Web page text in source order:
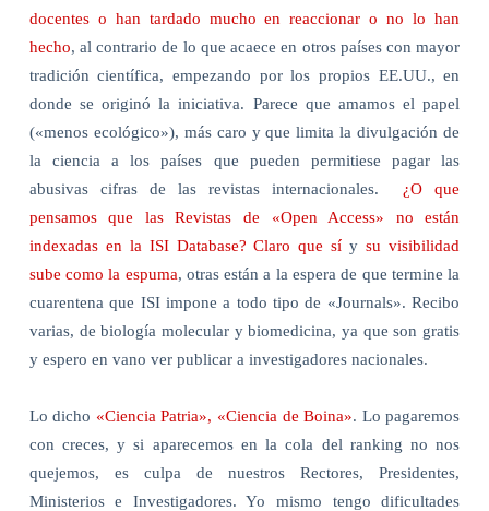
docentes o han tardado mucho en reaccionar o no lo han
hecho, al contrario de lo que acaece en otros países con mayor
tradición científica, empezando por los propios EE.UU., en
donde se originó la iniciativa. Parece que amamos el papel
(«menos ecológico»), más caro y que limita la divulgación de
la ciencia a los países que pueden permitiese pagar las
abusivas cifras de las revistas internacionales.
¿O que
pensamos que las Revistas de «Open Access» no están
indexadas en la ISI Database? Claro que sí ysu visibilidad
sube como la espuma, otras están a la espera de que termine la
cuarentena que ISI impone a todo tipo de «Journals». Recibo
varias, de biología molecular y biomedicina, ya que son gratis
y espero en vano ver publicar a investigadores nacionales.
Lo dicho «Ciencia Patria», «Ciencia de Boina». Lo pagaremos
con creces, y si aparecemos en la cola del ranking no nos
quejemos, es culpa de nuestros Rectores, Presidentes,
Ministerios e Investigadores. Yo mismo tengo dificultades